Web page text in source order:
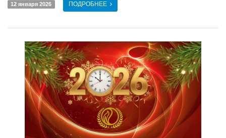
12 января 2026 ПОДРОБНЕЕ